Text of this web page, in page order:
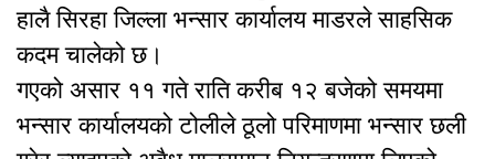
हालै सिरहा जिल्ला भन्सार कार्यालय माडरले साहसिक
कदम चालेको छ।
गएको असार ११ गते राति करीब १२ बजेको समयमा
भन्सार कार्यालयको टोलीले ठूलो परिमाणमा भन्सार छली